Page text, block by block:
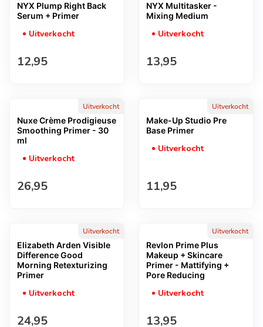
NYX Plump Right Back
Serum + Primer
Uitverkocht
Normale prijs
12,95
NYX Multitasker -
Mixing Medium
Uitverkocht
Normale prijs
13,95
Uitverkocht
Nuxe Crème Prodigieuse
Smoothing Primer - 30
ml
Uitverkocht
Normale prijs
26,95
Uitverkocht
Make-Up Studio Pre
Base Primer
Uitverkocht
Normale prijs
11,95
Uitverkocht
Elizabeth Arden Visible
Difference Good
Morning Retexturizing
Primer
Uitverkocht
Normale prijs
24,95
Uitverkocht
Revlon Prime Plus
Makeup + Skincare
Primer - Mattifying +
Pore Reducing
Uitverkocht
Normale prijs
13,95